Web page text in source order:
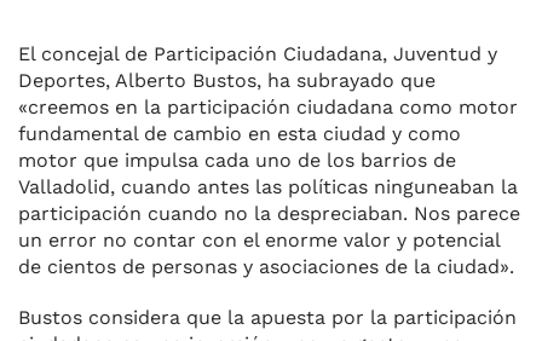
El concejal de Participación Ciudadana, Juventud y
Deportes, Alberto Bustos, ha subrayado que
«creemos en la participación ciudadana como motor
fundamental de cambio en esta ciudad y como
motor que impulsa cada uno de los barrios de
Valladolid, cuando antes las políticas ninguneaban la
participación cuando no la despreciaban. Nos parece
un error no contar con el enorme valor y potencial
de cientos de personas y asociaciones de la ciudad».
Bustos considera que la apuesta por la participación